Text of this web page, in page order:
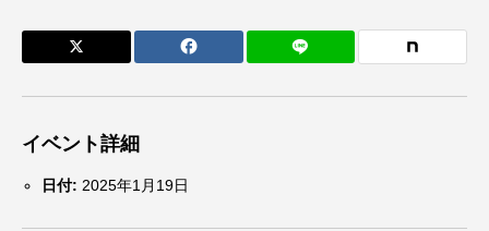
イベント詳細
日付: 2025年1月19日